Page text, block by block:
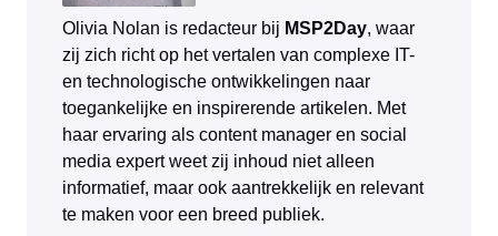
Olivia Nolan is redacteur bij MSP2Day, waar
zij zich richt op het vertalen van complexe IT-
en technologische ontwikkelingen naar
toegankelijke en inspirerende artikelen. Met
haar ervaring als content manager en social
media expert weet zij inhoud niet alleen
informatief, maar ook aantrekkelijk en relevant
te maken voor een breed publiek.